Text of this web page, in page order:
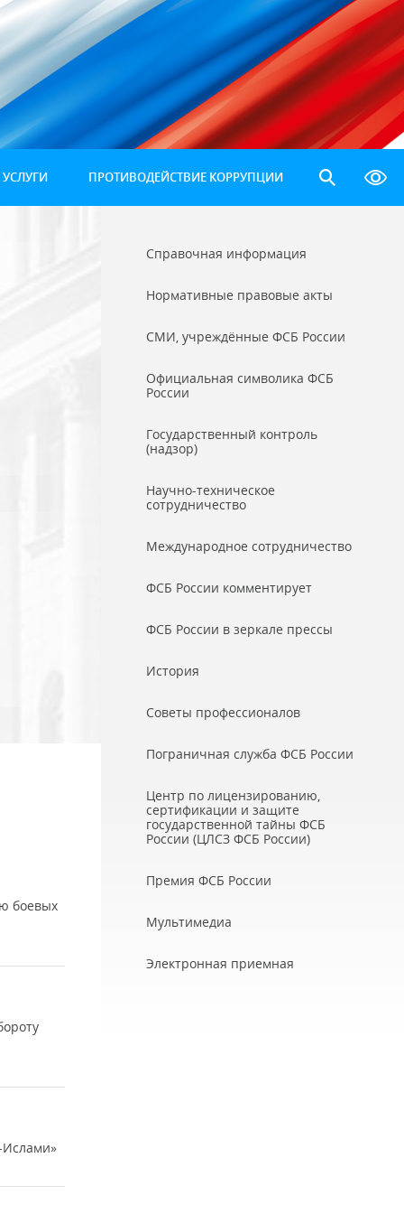
ПРОТИВОДЕЙСТВИЕ КОРРУПЦИИ
боевых
Ислами»
Справочная информация
Нормативные правовые акты
СМИ, учреждённые ФСБ России
Официальная символика ФСБ
России
Государственный контроль
(надзор)
Научно-техническое
сотрудничество
Международное сотрудничество
ФСБ России комментирует
ФСБ России в зеркале прессы
История
Советы профессионалов
Пограничная служба ФСБ России
Центр по лицензированию,
сертификации и защите
государственной тайны ФСБ
России (ЦЛСЗ ФСБ России)
Премия ФСБ России
Мультимедиа
Электронная приемная